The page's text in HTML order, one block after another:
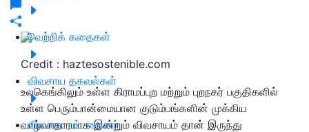
வெற்றிக் கதைகள்
விவசாய தகவல்கள்
விவசாய பட்டறைகள்
Credit : haztesostenible.com
உலகெங்கிலும் உள்ள கிராமப்புற மற்றும் புறநகர் பகுதிகளில்
உள்ள பெரும்பான்மையான குடும்பங்களின் முக்கிய
வாழ்வாதாரமாக இன்றும் விவசாயம் தான் இருந்து